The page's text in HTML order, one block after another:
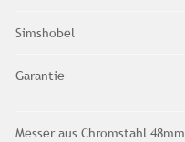
Simshobel
Garantie
Messer aus Chromstahl 48mm